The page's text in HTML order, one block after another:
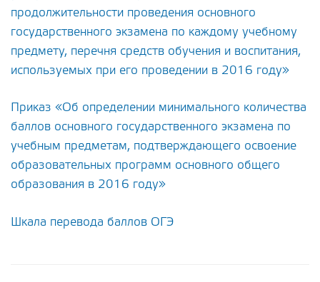
продолжительности проведения основного
государственного экзамена по каждому учебному
предмету, перечня средств обучения и воспитания,
используемых при его проведении в 2016 году»
Приказ «Об определении минимального количества
баллов основного государственного экзамена по
учебным предметам, подтверждающего освоение
образовательных программ основного общего
образования в 2016 году»
Шкала перевода баллов ОГЭ